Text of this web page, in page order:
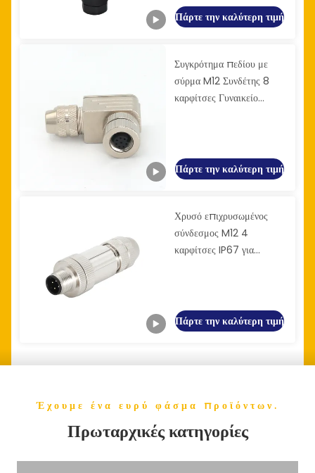
Πάρτε την καλύτερη τιμή
Συγκρότημα πεδίου με
σύρμα M12 Συνδέτης 8
καρφίτσες Γυναικείο
Πάρτε την καλύτερη τιμή
Χρυσό επιχρυσωμένος
σύνδεσμος M12 4
καρφίτσες IP67 για
Πάρτε την καλύτερη τιμή
Έχουμε ένα ευρύ φάσμα προϊόντων.
Πρωταρχικές κατηγορίες